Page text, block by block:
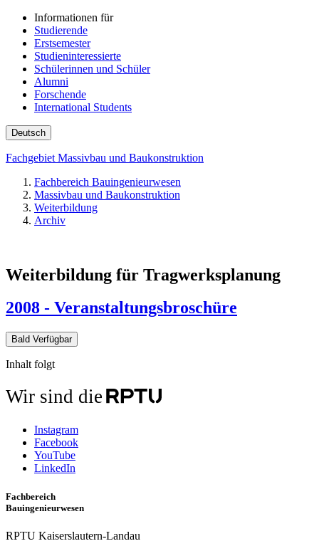
Informationen für
Studierende
Erstsemester
Studieninteressierte
Schülerinnen und Schüler
Alumni
Forschende
International Students
Deutsch
Fachgebiet Massivbau und Baukonstruktion
Fachbereich Bauingenieurwesen
Massivbau und Baukonstruktion
Weiterbildung
Archiv
Weiterbildung für Tragwerksplanung
2008 - Veranstaltungsbroschüre
Bald Verfügbar
Inhalt folgt
Wir sind die
Instagram
Facebook
YouTube
LinkedIn
Fachbereich
Bauingenieurwesen
RPTU Kaiserslautern-Landau